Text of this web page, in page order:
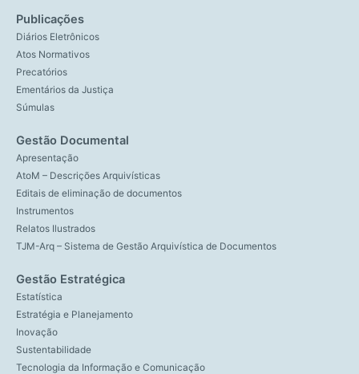
Publicações
Diários Eletrônicos
Atos Normativos
Precatórios
Ementários da Justiça
Súmulas
Gestão Documental
Apresentação
AtoM – Descrições Arquivísticas
Editais de eliminação de documentos
Instrumentos
Relatos Ilustrados
TJM-Arq – Sistema de Gestão Arquivística de Documentos
Gestão Estratégica
Estatística
Estratégia e Planejamento
Inovação
Sustentabilidade
Tecnologia da Informação e Comunicação